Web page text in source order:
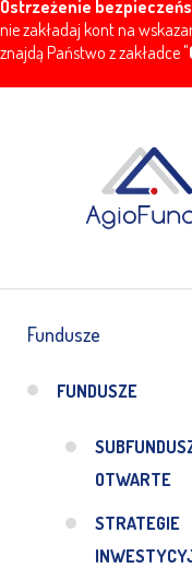
Ostrzeżenie
nie zakładaj kont na
znajdą Państwo z zakładce "
Fundusze
FUNDUSZE
OTWARTE
STRATEGIE